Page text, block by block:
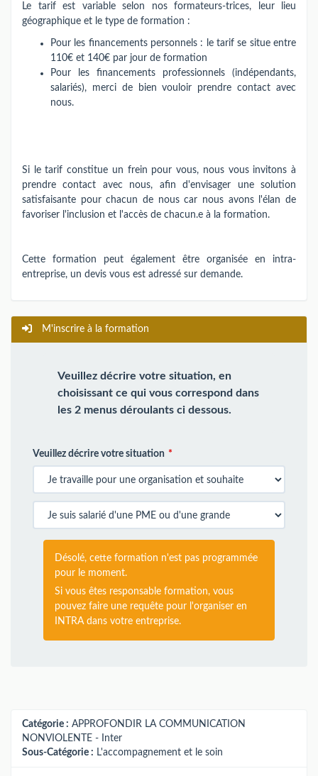
Le tarif est variable selon nos formateurs-trices​,​​ leur lieu
géographique et le type de formation :
Pour les financements personnels : le tarif se situe entre
110€ et 140€ par jour de formation
Pour les financements professionnels (indépendants,
salariés), merci de bien vouloir prendre contact avec
nous.
Si le tarif constitue un frein pour vous, nous vous invitons à
prendre contact avec nous, afin d'envisager une solution
satisfaisante pour chacun de nous car nous avons l'élan de
favoriser l'inclusion et l'accès de chacun.e à la formation.
Cette formation peut également être organisée en intra-
entreprise, un devis vous est adressé sur demande.
M'inscrire à la formation
Veuillez décrire votre situation, en
choisissant ce qui vous correspond dans
les 2 menus déroulants ci dessous.
Veuillez décrire votre situation
Désolé, cette formation n'est pas programmée
pour le moment.
Si vous êtes responsable formation, vous
pouvez faire une requête pour l'organiser en
INTRA dans votre entreprise.
Catégorie : APPROFONDIR LA COMMUNICATION
NONVIOLENTE - Inter
Sous-Catégorie : L'accompagnement et le soin